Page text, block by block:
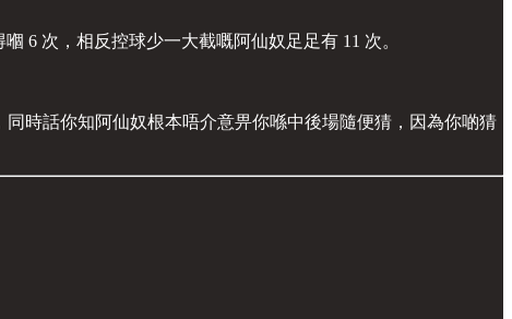
6 次，相反控球少一大截嘅阿仙奴足足有 11 次。
時話你知阿仙奴根本唔介意畀你喺中後場隨便猜，因為你啲猜